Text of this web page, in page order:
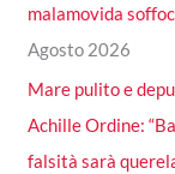
malamovida
Agosto 2026
Mare pulito e
Achille Ordine:
falsità sarà